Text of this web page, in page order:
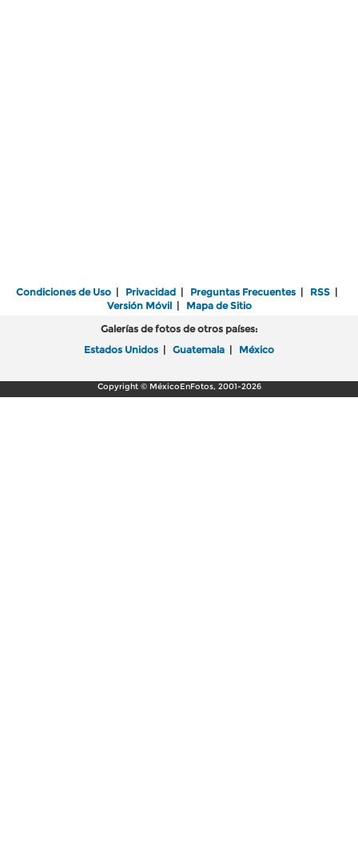
Condiciones de Uso | Privacidad | Preguntas Frecuentes | RSS |
Versión Móvil| Mapa de Sitio
Galerías de fotos de otros países:
Estados Unidos | Guatemala | México
Copyright © MéxicoEnFotos, 2001-2026